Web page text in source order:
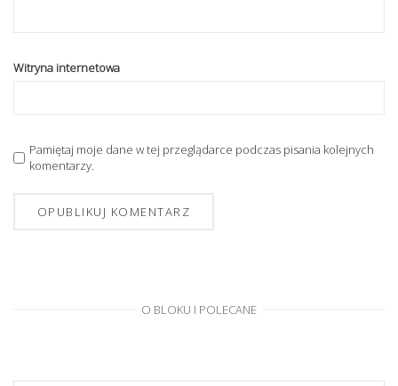
Witryna internetowa
Pamiętaj moje dane w tej przeglądarce podczas pisania kolejnych
komentarzy.
O BLOKU I POLECANE